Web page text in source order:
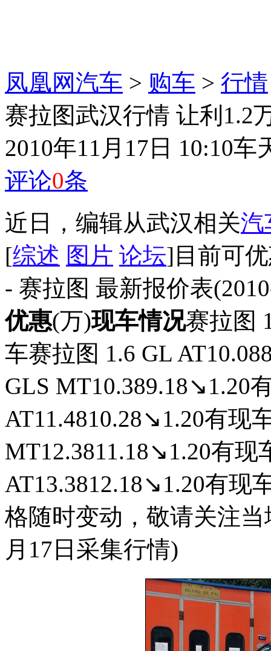
凤凰网汽车 > 购车 > 行情
赛拉图武汉行情 让利1.2
2010年11月17日 10:10车
评论0条
近日，编辑从武汉相关汽
[综述 图片 论坛]目前可
- 赛拉图 最新报价表
优惠(万)现车情况赛拉图
车赛拉图 1.6 GL
GLS MT10.389.18↘1.20
AT11.4810.28↘1.20有现
MT12.3811.18↘1.20有现
AT13.3812.18↘1.20有现
格随时变动，敬请关注
月17日采集行情)